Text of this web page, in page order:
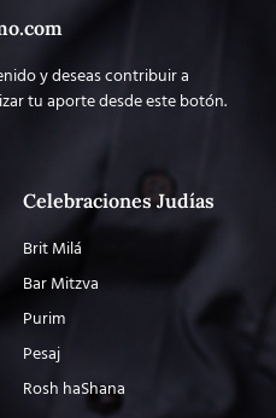
y deseas contribuir a
tu aporte desde este botón.
Celebraciones Judías
Brit Milá
Bar Mitzva
Purim
Pesaj
Rosh haShana